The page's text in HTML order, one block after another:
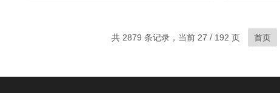
共 2879 条记录，当前 27 / 192 页 首页